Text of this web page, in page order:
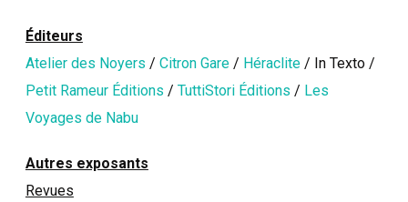
Éditeurs
Atelier des Noyers / Citron Gare/ Héraclite/ In Texto /
Petit Rameur Éditions / TuttiStori Éditions / Les
Voyages de Nabu
Autres exposants
Revues